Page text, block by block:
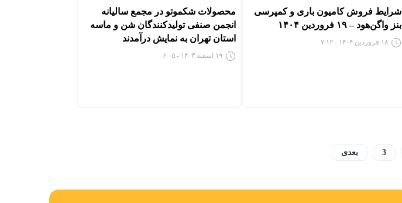
شرایط فروش کامیون باری و کمپرسی
بنز واگن‌هود – ۱۹ فروردین ۱۴۰۴
۱۸ فروردین ۱۴۰۴ - ۷:۱۲
محصولات شکموتو در مجمع سالیانه
انجمن صنفی تولیدکنندگان شن و ماسه
استان تهران به نمایش درآمدند
۱۹ اسفند ۱۴۰۳ - ۶:۰۵
3 بعدی